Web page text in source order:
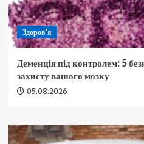
Здоров'я
Деменція під контролем: 5
захисту вашого мозку
05.08.2026